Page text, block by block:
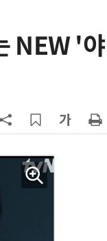
NEW '야